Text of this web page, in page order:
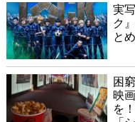
実
ク
とめ
困
映
を